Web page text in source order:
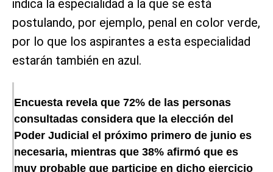
indica la especialidad a la que se está
postulando, por ejemplo, penal en color verde,
por lo que los aspirantes a esta especialidad
estarán también en azul.
Encuesta revela que 72% de las personas
consultadas considera que la elección del
Poder Judicial el próximo primero de junio es
necesaria, mientras que 38% afirmó que es
muy probable que participe en dicho ejercicio